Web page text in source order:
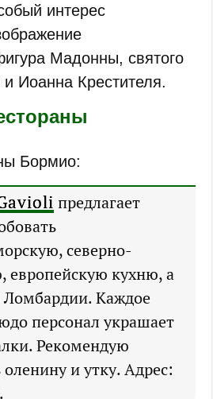
интерес
Мадонны, святого
Иоанна Крестителя.
Бормио:
предлагает
северно-
европейскую кухню, а
Каждое
персонал украшает
Рекомендую
и утку. Адрес: